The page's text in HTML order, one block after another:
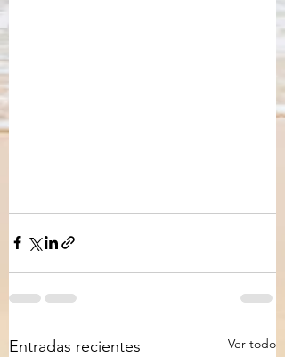
Entradas recientes Ver todo